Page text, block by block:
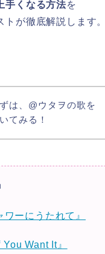
手くなる方法を
トが徹底解説します
は、@ウタヲの歌を
てみる！
ワーにうたれて』
You Want It』